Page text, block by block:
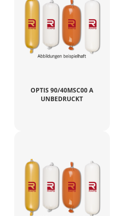
OPTIS 90/40MSC00 A
UNBEDRUCKT